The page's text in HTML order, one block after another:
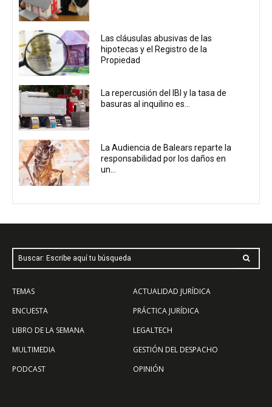
Las cláusulas abusivas de las
hipotecas y el Registro de la
Propiedad
La repercusión del IBI y la tasa de
basuras al inquilino es...
La Audiencia de Balears reparte la
responsabilidad por los daños en
un...
Buscar: Escribe aquí tu búsqueda
TEMAS
ENCUESTA
LIBRO DE LA SEMANA
MULTIMEDIA
PODCAST
ACTUALIDAD JURÍDICA
PRÁCTICA JURÍDICA
LEGALTECH
GESTIÓN DEL DESPACHO
OPINIÓN